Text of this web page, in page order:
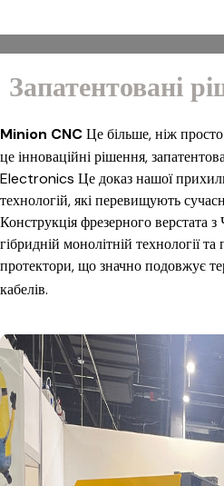
Запатентовані
Minion CNCЦе більше, ніж
це інноваційні рішення,
Electronics Це доказ нашої
технологій, які перевищують
Конструкція фрезерного верстата
гібридній монолітній технології та
протектори, що значно подовжує
кабелів.